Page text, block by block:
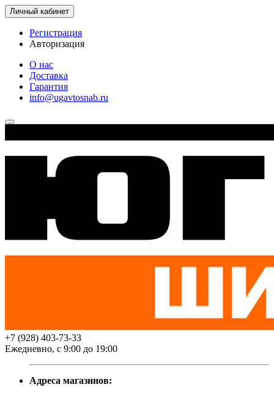
Личный кабинет
Регистрация
Авторизация
О нас
Доставка
Гарантия
info@ugavtosnab.ru
+7 (928) 403-73-33
Ежедневно, с 9:00 до 19:00
Адреса магазинов: